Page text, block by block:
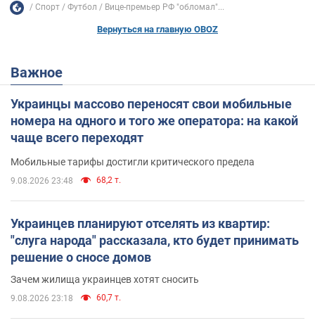
Спорт Футбол Вице-премьер РФ "обломал"...
Вернуться на главную OBOZ
Важное
Украинцы массово переносят свои мобильные
номера на одного и того же оператора: на какой
чаще всего переходят
Мобильные тарифы достигли критического предела
9.08.2026 23:48 68,2 т.
Украинцев планируют отселять из квартир:
"слуга народа" рассказала, кто будет принимать
решение о сносе домов
Зачем жилища украинцев хотят сносить
9.08.2026 23:18 60,7 т.